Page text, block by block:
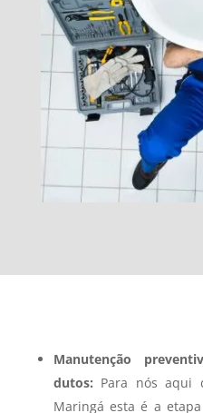
Manutenção
dutos: Para nós aqui
Maringá esta é a